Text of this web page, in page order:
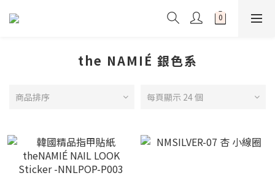
the NAMIÉ 銀色系
商品排序 每頁顯示 24 個